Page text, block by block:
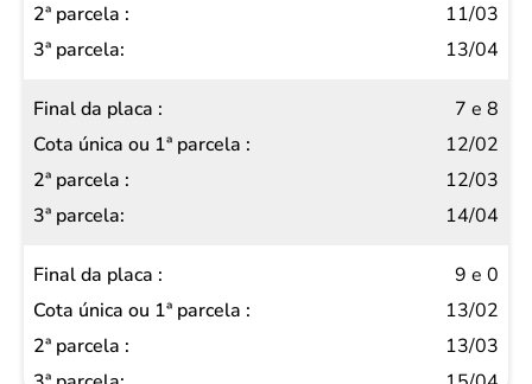
11/03
13/04
7 e 8
12/02
12/03
14/04
9 e 0
13/02
13/03